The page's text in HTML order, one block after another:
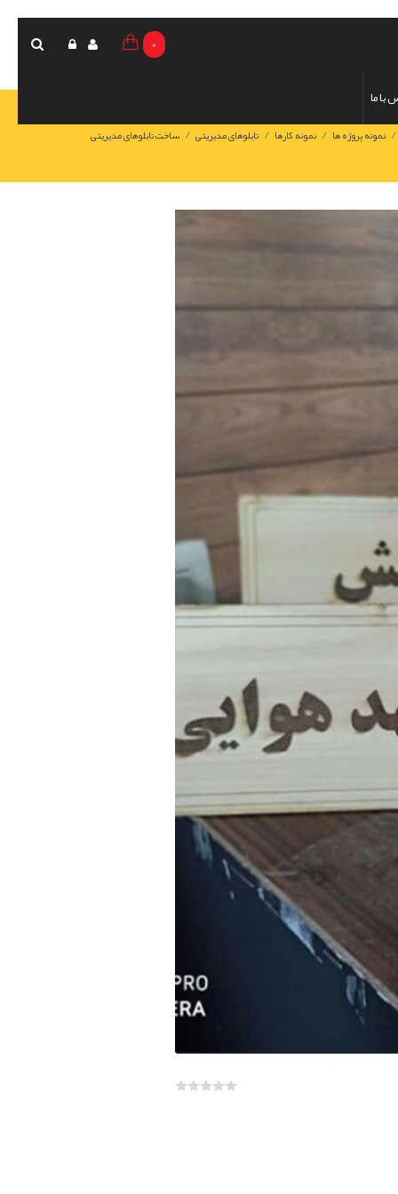
با ما
0
/ نمونه پروژه ها / نمونه کارها /تابلوهای مدیریتی / ساخت تابلوهای مدیریتی